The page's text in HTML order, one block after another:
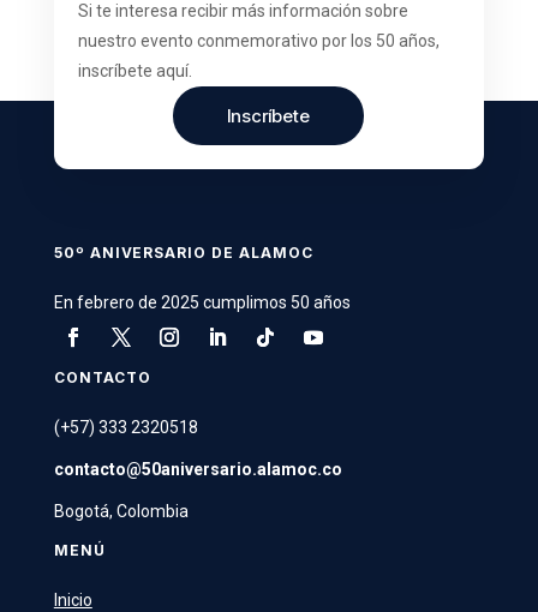
Si te interesa recibir más información sobre
nuestro evento conmemorativo por los 50 años,
inscríbete aquí.
Inscríbete
50º ANIVERSARIO DE ALAMOC
En febrero de 2025 cumplimos 50 años
CONTACTO
(+57) 333 2320518
contacto@50aniversario.alamoc.co
Bogotá, Colombia
MENÚ
Inicio